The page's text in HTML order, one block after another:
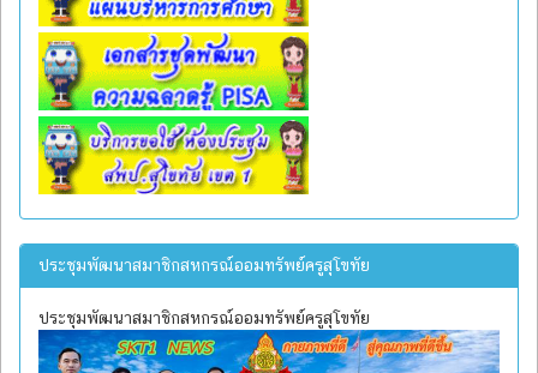
ประชุมพัฒนาสมาชิกสหกรณ์ออมทรัพย์ครูสุโขทัย
ประชุมพัฒนาสมาชิกสหกรณ์ออมทรัพย์ครูสุโขทัย